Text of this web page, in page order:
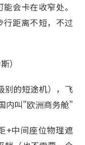
会卡在收窄处。
行距离不短，不过
）
别的短途机），飞
内叫"欧洲商务舱"
中间座位物理遮